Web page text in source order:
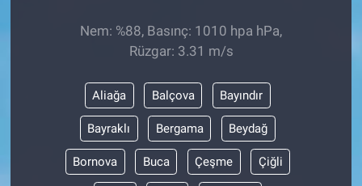
Nem: %88, Basınç: 1010 hpa hPa,
Rüzgar: 3.31 m/s
Aliağa Balçova Bayındır
Bayraklı Bergama Beydağ
Bornova Buca Çeşme Çiğli